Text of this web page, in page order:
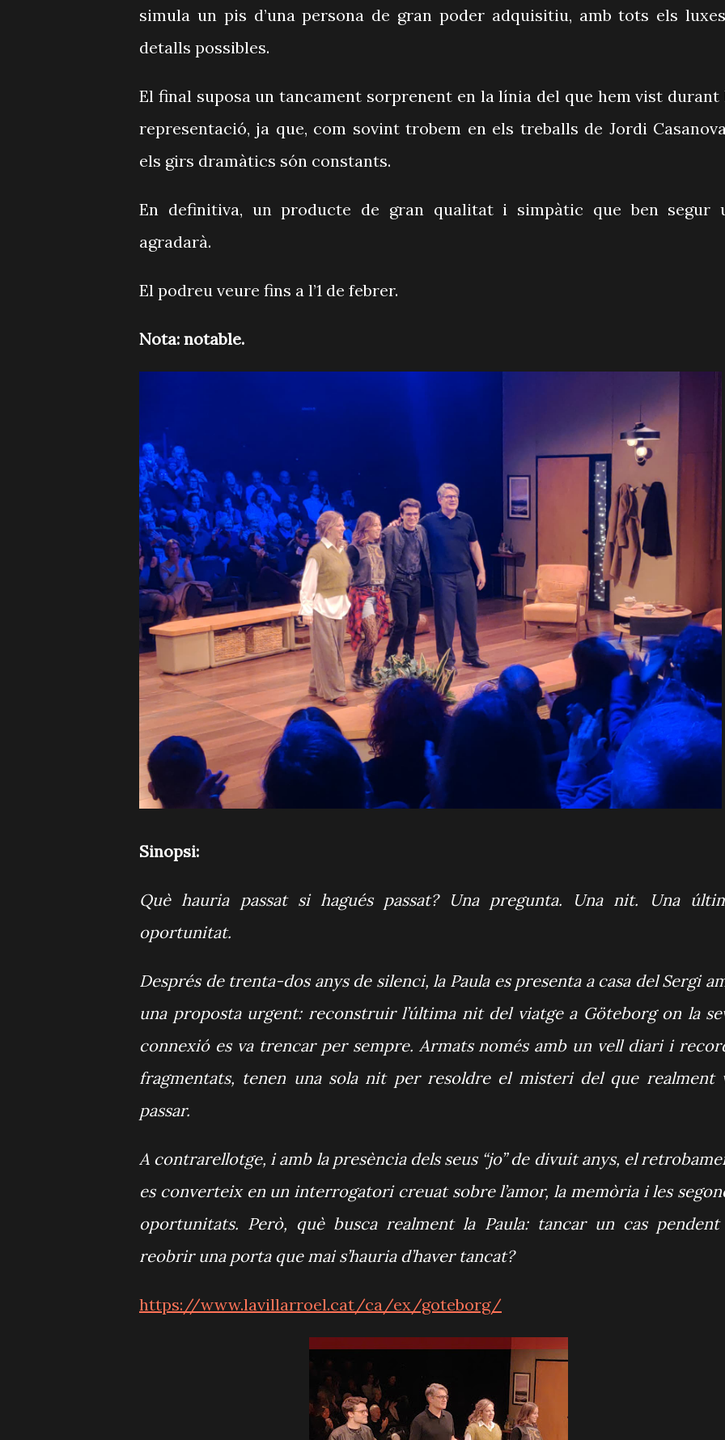
simula un pis d’una persona de gran poder adquisitiu, amb tots els
detalls possibles.
El final suposa un tancament sorprenent en la línia del que hem vist durant
representació, ja que, com sovint trobem en els treballs de Jordi
els girs dramàtics són constants.
En definitiva, un producte de gran qualitat i simpàtic que ben segur
agradarà.
El podreu veure fins a l’1 de febrer.
Nota: notable.
Sinopsi:
Què hauria passat si hagués passat? Una pregunta. Una nit. Una
oportunitat.
Després de trenta-dos anys de silenci, la Paula es presenta a casa del Sergi
una proposta urgent: reconstruir l’última nit del viatge a Göteborg on la
connexió es va trencar per sempre. Armats només amb un vell diari i
fragmentats, tenen una sola nit per resoldre el misteri del que realment
passar.
A contrarellotge, i amb la presència dels seus “jo” de divuit anys, el
es converteix en un interrogatori creuat sobre l’amor, la memòria i les
oportunitats. Però, què busca realment la Paula: tancar un cas
reobrir una porta que mai s’hauria d’haver tancat?
https://www.lavillarroel.cat/ca/ex/goteborg/